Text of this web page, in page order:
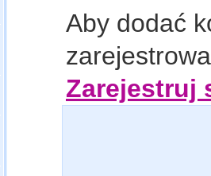
Aby dodać
Zarejestruj